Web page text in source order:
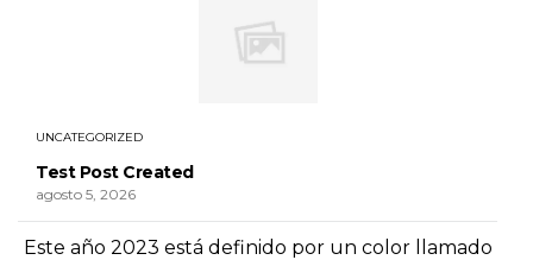
Este año 2023 está definido por un color llamado
UNCATEGORIZED
Test Post Created
agosto 5, 2026